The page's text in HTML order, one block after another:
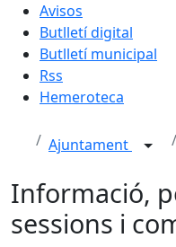
Avisos
Butlletí digital
Butlletí municipal
Rss
Hemeroteca
Ajuntament
Informació,
sessions i